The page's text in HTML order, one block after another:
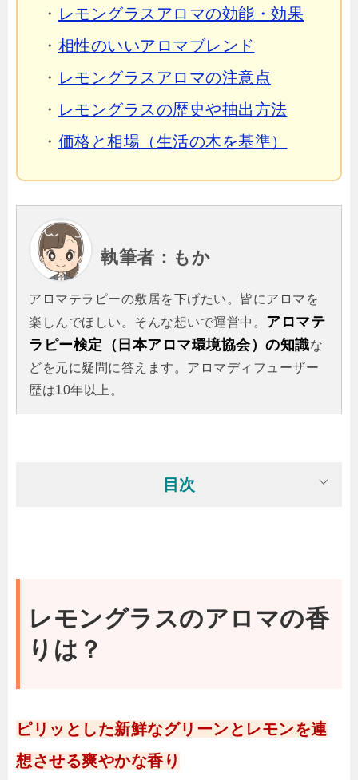
・ レモングラスアロマの効能・効果
・ 相性のいいアロマブレンド
・ レモングラスアロマの注意点
・ レモングラスの歴史や抽出方法
・ 価格と相場（生活の木を基準）
執筆者：もか
アロマテラピーの敷居を下げたい。皆にアロマを
楽しんでほしい。そんな想いで運営中。 アロマテ
ラピー検定（日本アロマ環境協会）の知識な
どを元に疑問に答えます。アロマディフューザー
歴は10年以上。
目次
レモングラスのアロマの香
りは？
ピリッとした新鮮なグリーンとレモンを連
想させる爽やかな香り